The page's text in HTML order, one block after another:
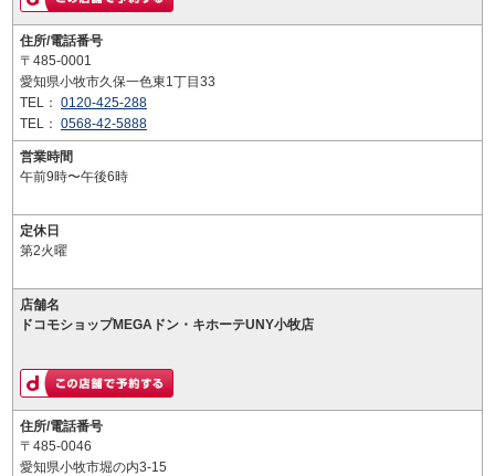
住所/電話番号
〒485-0001
愛知県小牧市久保一色東1丁目33
TEL： 0120-425-288
TEL： 0568-42-5888
営業時間
午前9時〜午後6時
定休日
第2火曜
店舗名
ドコモショップMEGAドン・キホーテUNY小牧店
住所/電話番号
〒485-0046
愛知県小牧市堀の内3-15